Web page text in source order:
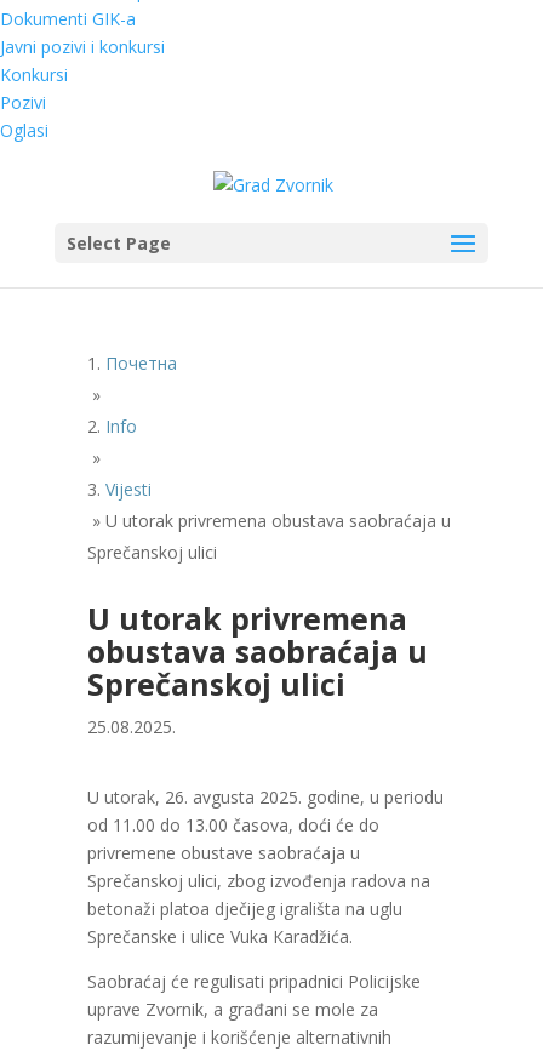
Dokumenti GIK-a
Javni pozivi i konkursi
Konkursi
Pozivi
Oglasi
Select Page
Почетна
»
Info
»
Vijesti
»U utorak privremena obustava saobraćaja u
Sprečanskoj ulici
U utorak privremena
obustava saobraćaja u
Sprečanskoj ulici
25.08.2025.
U utorak, 26. avgusta 2025. godine, u periodu
od 11.00 do 13.00 časova, doći će do
privremene obustave saobraćaja u
Sprečanskoj ulici, zbog izvođenja radova na
betonaži platoa dječijeg igrališta na uglu
Sprečanske i ulice Vuka Кaradžića.
Saobraćaj će regulisati pripadnici Policijske
uprave Zvornik, a građani se mole za
razumijevanje i korišćenje alternativnih